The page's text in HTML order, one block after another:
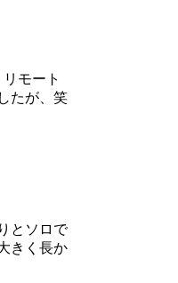
モート
たが、笑
とソロで
きく長か